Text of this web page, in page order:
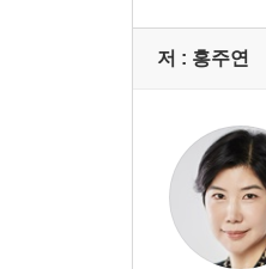
저 : 홍주연